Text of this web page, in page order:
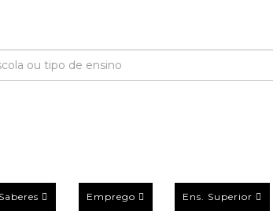
Saberes Emprego Ens. Superior